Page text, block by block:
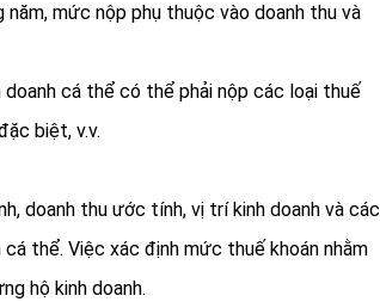
năm, mức nộp phụ thuộc vào doanh thu và
doanh cá thể có thể phải nộp các loại thuế
biệt, v.v.
doanh thu ước tính, vị trí kinh doanh và các
thể. Việc xác định mức thuế khoán nhằm
hộ kinh doanh.